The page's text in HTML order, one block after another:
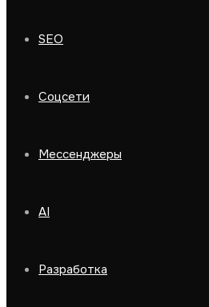
SEO
Соцсети
Мессенджеры
AI
Разработка